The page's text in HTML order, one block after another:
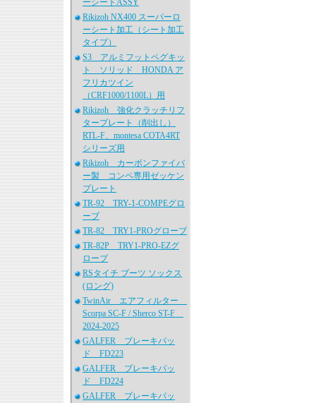
ーシートASSY
Rikizoh NX400 スーパーロ
ーシート加工（シート加工
タイプ）
S3 アルミフットペグキッ
ト ソリッド HONDA ア
フリカツイン
（CRF1000/1100L）用
Rikizoh 強化クラッチリフ
タープレート（削出し）
RTL-F、montesa COTA4RT
シリーズ用
Rikizoh カーボンファイバ
ー製 コンペ専用ゼッケン
プレート
TR-92 TRY-1-COMPEグロ
ーブ
TR-82 TRY1-PROグローブ
TR-82P TRY1-PRO-EZグ
ローブ
RSタイチ ブーツ ソックス
(ロング)
TwinAir エアフィルター
Scorpa SC-F / Sherco ST-F
2024-2025
GALFER ブレーキパッ
ド FD223
GALFER ブレーキパッ
ド FD224
GALFER ブレーキパッ